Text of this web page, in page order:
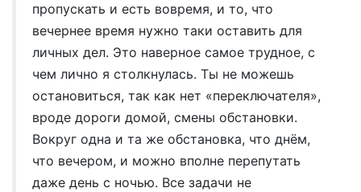
пропускать и есть вовремя, и то, что
вечернее время нужно таки оставить для
личных дел. Это наверное самое трудное, с
чем лично я столкнулась. Ты не можешь
остановиться, так как нет «переключателя»,
вроде дороги домой, смены обстановки.
Вокруг одна и та же обстановка, что днём,
что вечером, и можно вполне перепутать
даже день с ночью. Все задачи не